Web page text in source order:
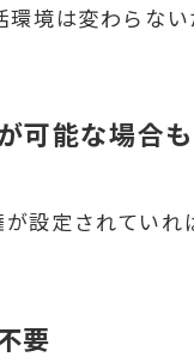
境は変わらない
可能な場合
設定されていれ
要